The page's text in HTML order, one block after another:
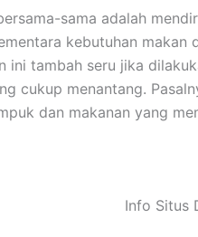
sama adalah
kebutuhan
ini tambah seru jika
cukup menantang.
dan makanan yang
Info Situs